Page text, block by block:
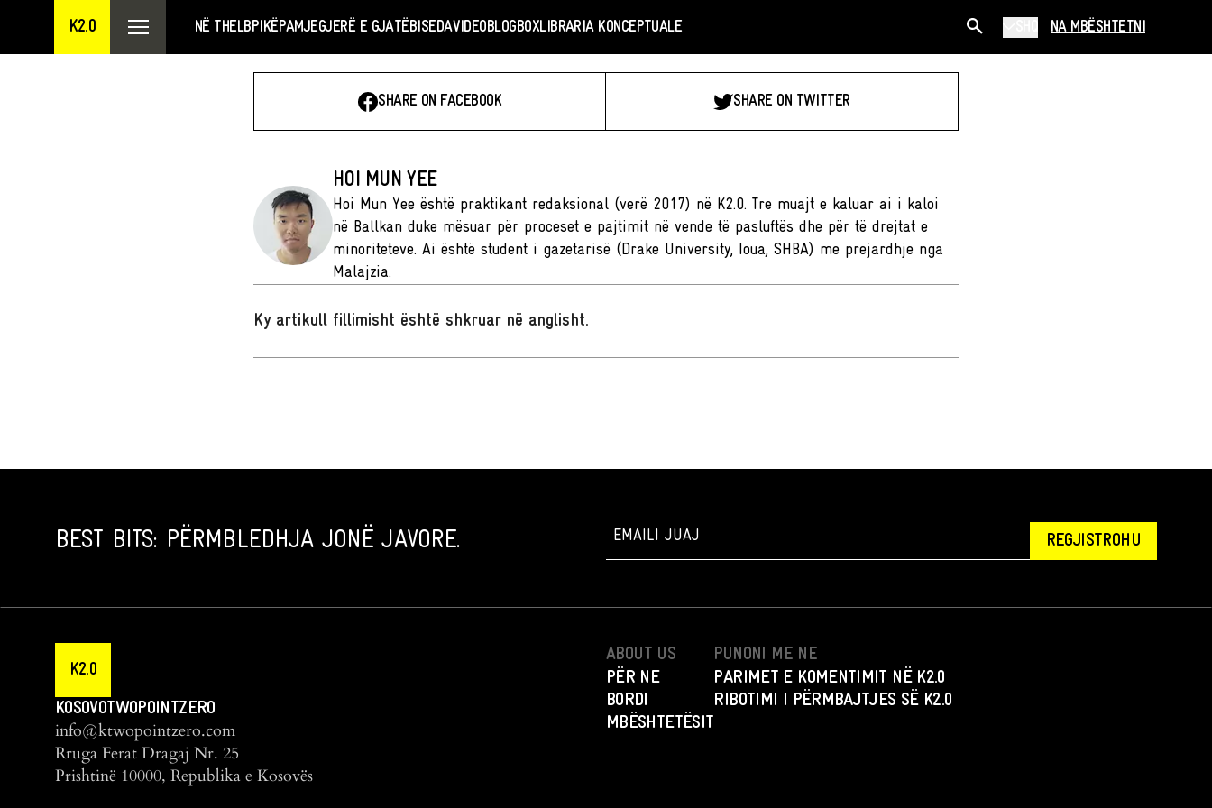
K2.0 NË THELBPIKËPAMJEGJERË E GJATËBISEDAVIDEOBLOGBOXLIBRARIA KONCEPTUALE NA MBËSHTETNI
SHARE ON FACEBOOK SHARE ON TWITTER
HOI MUN YEE
Hoi Mun Yee është praktikant redaksional (verë 2017) në K2.0. Tre muajt e kaluar ai i kaloi
në Ballkan duke mësuar për proceset e pajtimit në vende të pasluftës dhe për të drejtat e
minoriteteve. Ai është student i gazetarisë (Drake University, Ioua, SHBA) me prejardhje nga
Malajzia.
Ky artikull fillimisht është shkruar në anglisht.
BEST BITS: PËRMBLEDHJA JONË JAVORE. REGJISTROHU
K2.0
KOSOVOTWOPOINTZERO
info@ktwopointzero.com
Rruga Ferat Dragaj Nr. 25
Prishtinë 10000, Republika e Kosovës
ABOUT US
PËR NE
BORDI
MBËSHTETËSIT
PUNONI ME NE
PARIMET E KOMENTIMIT NË K2.0
RIBOTIMI I PËRMBAJTJES SË K2.0